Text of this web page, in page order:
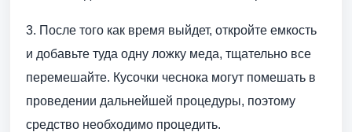
3. После того как время выйдет, откройте емкость
и добавьте туда одну ложку меда, тщательно все
перемешайте. Кусочки чеснока могут помешать в
проведении дальнейшей процедуры, поэтому
средство необходимо процедить.